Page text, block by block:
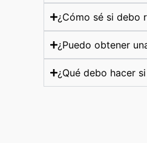
¿Cómo sé si debo
¿Puedo obtener
¿Qué debo hacer